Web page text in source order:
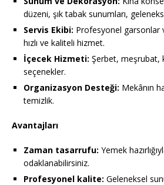
düzeni, şık tabak sunumları,
Servis Ekibi: Profesyonel garsonlar
hızlı ve kaliteli hizmet.
İçecek Hizmeti: Şerbet, meşrubat,
seçenekler.
Organizasyon Desteği: Mekânın
temizlik.
Avantajları
Zaman tasarrufu: Yemek
odaklanabilirsiniz.
Profesyonel kalite: Geleneksel